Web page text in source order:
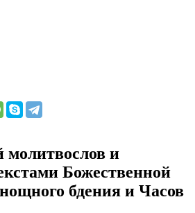
и
Божественной
бдения и Часов